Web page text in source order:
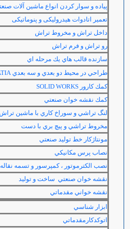
پیاده و سوار کردن انواع ماشین آلات
تعمیر اتادوات هیدرولیکی و پنوماتیکی
داخل تراش و مخروط تراش
رو تراش و فرم تراش
سازنده قالب هاي يك مرحله اي
طراحي در محيط دو بعدي و سه بعدي
كمك كارور SOLID WORKS
كمك نقشه خوان صنعتي
لنگ تراشي و سوراخ كاري با ماشين تراش
مخروط تراشي و پيچ بري با دست
مونتاژكار خط توليد صنعتي
نصاب پرس مكانيكي
نصب الكترموتور ، كمپرسور و تسمه
نقشه خوان صنعتي ساخت و توليد
نقشه خواني مقدماتي
ابزار شناسي
اتوكدكارمقدماتي